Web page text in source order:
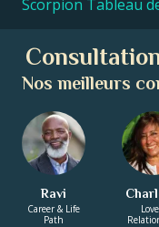
Scorpion Tableau
Nos meilleurs
Ravi
Career & Life
Path